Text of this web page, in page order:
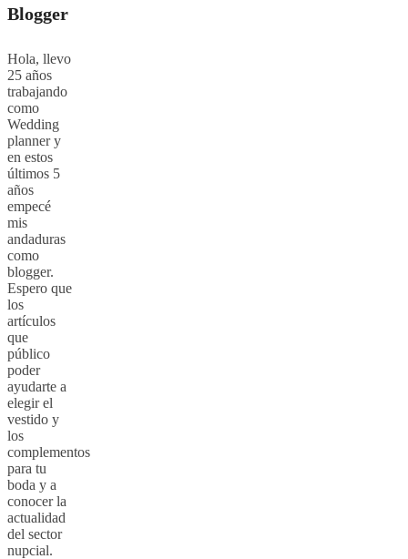
Blogger
Hola, llevo
25 años
trabajando
como
Wedding
planner y
en estos
últimos 5
años
empecé
mis
andaduras
como
blogger.
Espero que
los
artículos
que
público
poder
ayudarte a
elegir el
vestido y
los
complementos
para tu
boda y a
conocer la
actualidad
del sector
nupcial.